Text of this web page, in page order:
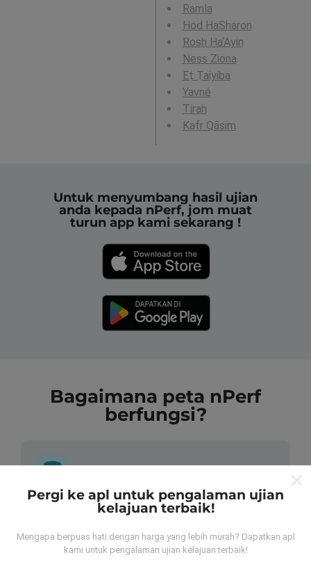
Ramla
Hod HaSharon
Rosh Ha‘Ayin
Ness Ziona
Eṭ Ṭaiyiba
Yavné
Tirah
Kafr Qāsim
Untuk menyumbang hasil ujian
anda kepada nPerf, jom muat
turun app kami sekarang !
Bagaimana peta nPerf
berfungsi?
Dari mana asalnya data-data ni?
Data-data dikumpulkan dari ujian yang telah dilakukan
oleh pengguna app kami sendiri. Ujian ini dijalankan
Pergi ke apl untuk pengalaman ujian
kelajuan terbaik!
Mengapa berpuas hati dengan harga yang lebih murah? Dapatkan apl
kami untuk pengalaman ujian kelajuan terbaik!